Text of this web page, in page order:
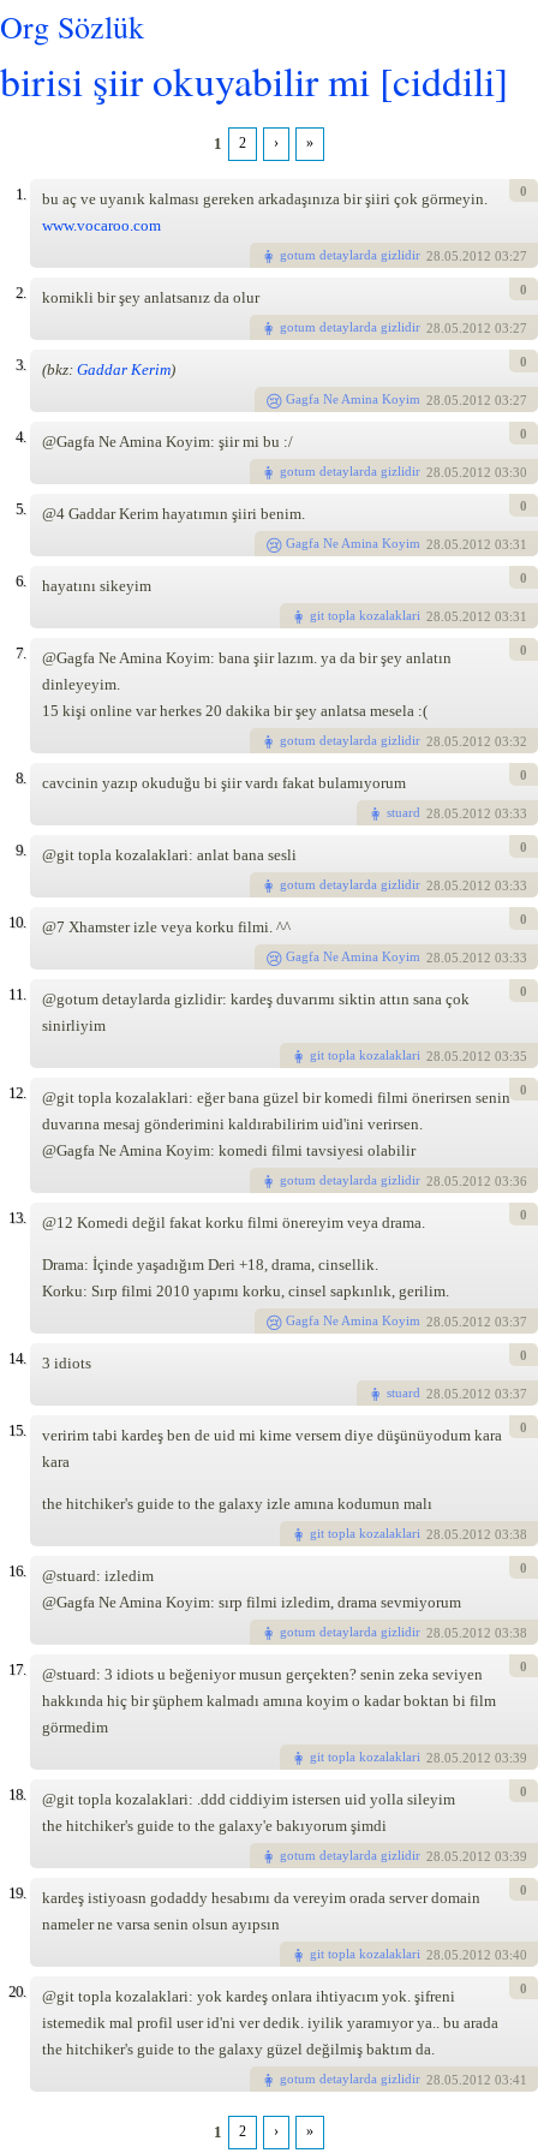
Org Sözlük
birisi şiir okuyabilir mi [ciddili]
1 2 › »
1.
bu aç ve uyanık kalması gereken arkadaşınıza bir şiiri çok görmeyin.
www.vocaroo.com
gotum detaylarda gizlidir 28.05.2012 03:27
0
2. komikli bir şey anlatsanız da olur
gotum detaylarda gizlidir 28.05.2012 03:27
0
3. (bkz: Gaddar Kerim)
Gagfa Ne Amina Koyim 28.05.2012 03:27
0
4. @Gagfa Ne Amina Koyim: şiir mi bu :/
gotum detaylarda gizlidir 28.05.2012 03:30
0
5. @4 Gaddar Kerim hayatımın şiiri benim.
Gagfa Ne Amina Koyim 28.05.2012 03:31
0
6. hayatını sikeyim
git topla kozalaklari 28.05.2012 03:31
0
7.
@Gagfa Ne Amina Koyim: bana şiir lazım. ya da bir şey anlatın
dinleyeyim.
15 kişi online var herkes 20 dakika bir şey anlatsa mesela :(
gotum detaylarda gizlidir 28.05.2012 03:32
0
8. cavcinin yazıp okuduğu bi şiir vardı fakat bulamıyorum
stuard 28.05.2012 03:33
0
9. @git topla kozalaklari: anlat bana sesli
gotum detaylarda gizlidir 28.05.2012 03:33
0
10. @7 Xhamster izle veya korku filmi. ^^
Gagfa Ne Amina Koyim 28.05.2012 03:33
0
11.
@gotum detaylarda gizlidir: kardeş duvarımı siktin attın sana çok
sinirliyim
git topla kozalaklari 28.05.2012 03:35
0
12.
@git topla kozalaklari: eğer bana güzel bir komedi filmi önerirsen senin
duvarına mesaj gönderimini kaldırabilirim uid'ini verirsen.
@Gagfa Ne Amina Koyim: komedi filmi tavsiyesi olabilir
gotum detaylarda gizlidir 28.05.2012 03:36
0
13. @12 Komedi değil fakat korku filmi önereyim veya drama.
Drama: İçinde yaşadığım Deri +18, drama, cinsellik.
Korku: Sırp filmi 2010 yapımı korku, cinsel sapkınlık, gerilim.
Gagfa Ne Amina Koyim 28.05.2012 03:37
0
14. 3 idiots
stuard 28.05.2012 03:37
0
15.
veririm tabi kardeş ben de uid mi kime versem diye düşünüyodum kara
kara
the hitchiker's guide to the galaxy izle amına kodumun malı
git topla kozalaklari 28.05.2012 03:38
0
16.
@stuard: izledim
@Gagfa Ne Amina Koyim: sırp filmi izledim, drama sevmiyorum
gotum detaylarda gizlidir 28.05.2012 03:38
0
17.
@stuard: 3 idiots u beğeniyor musun gerçekten? senin zeka seviyen
hakkında hiç bir şüphem kalmadı amına koyim o kadar boktan bi film
görmedim
git topla kozalaklari 28.05.2012 03:39
0
18.
@git topla kozalaklari: .ddd ciddiyim istersen uid yolla sileyim
the hitchiker's guide to the galaxy'e bakıyorum şimdi
gotum detaylarda gizlidir 28.05.2012 03:39
0
19.
kardeş istiyoasn godaddy hesabımı da vereyim orada server domain
nameler ne varsa senin olsun ayıpsın
git topla kozalaklari 28.05.2012 03:40
0
20.
@git topla kozalaklari: yok kardeş onlara ihtiyacım yok. şifreni
istemedik mal profil user id'ni ver dedik. iyilik yaramıyor ya.. bu arada
the hitchiker's guide to the galaxy güzel değilmiş baktım da.
gotum detaylarda gizlidir 28.05.2012 03:41
0
1 2 › »